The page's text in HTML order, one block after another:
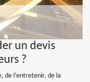
un devis
?
de l’entretenir, de la